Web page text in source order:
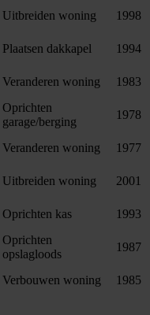
Uitbreiden woning 1998
Plaatsen dakkapel 1994
Veranderen woning 1983
Oprichten
garage/berging
1978
Veranderen woning 1977
Uitbreiden woning 2001
Oprichten kas 1993
Oprichten
opslagloods
1987
Verbouwen woning 1985